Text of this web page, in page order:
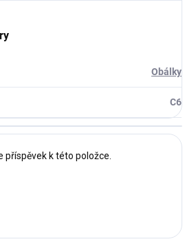
Obálky
C6
příspěvek k této položce.